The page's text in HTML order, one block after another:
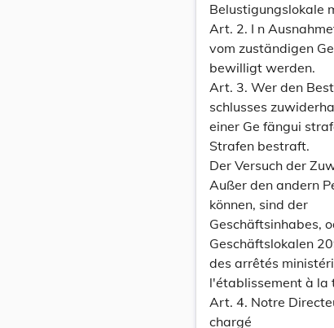
Belustigungslokale
Art. 2. I n
vom zuständigen
bewilligt werden.
Art. 3. Wer den
schlusses
einer Ge fängui
Strafen bestraft.
Der Versuch der
Außer den andern
können, sind der
Geschäftsinhabes,
Geschäftslokalen
des arrêtés
l'établissement à la
Art. 4. Notre
chargé